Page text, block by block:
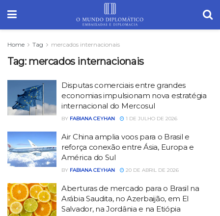
Home Tag mercados internacionais
Tag: mercados internacionais
Disputas comerciais entre grandes
economias impulsionam nova estratégia
internacional do Mercosul
BY FABIANA CEYHAN 1 DE JULHO DE 2026
Air China amplia voos para o Brasil e
reforça conexão entre Ásia, Europa e
América do Sul
BY FABIANA CEYHAN 20 DE ABRIL DE 2026
Aberturas de mercado para o Brasil na
Arábia Saudita, no Azerbaijão, em El
Salvador, na Jordânia e na Etiópia